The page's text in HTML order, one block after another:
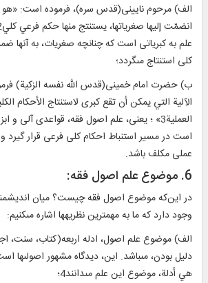
الف) مرحوم نايينى(قدس سره)، فرموده است: «هو
علم به كبرياتى است كه چنانچه صغريات، به آنها
كلى استنتاج مى‏گردد؛
ب) حضرت امام خمينى(قدس الله نفسه الزکیة)
الآلية التي يمكن أن تقع كبرى لاستنتاج الأحكام
العملية3» ؛ يعنى، علم اصول فقه، قواعدى آلى
است در مسير استنباط احكام كلى فرعى قرار گيرد و
عملى مكلف باشد.
6. موضوع علم اصول فقه:
در اين‌كه موضوع اصول فقه چيست؟ ميان
وجود دارد كه ما به مهم‏ترين نظريه‏ها اشاره مى‏كنيم:
الف) موضوع علم اصول، ادله اربعه(كتاب، سنت،
دليل بودن، مى‏باشد. اين، ديدگاه مشهور اصولى‏ها
هي أدلة، موضوع اين علم مى‏دانند4؛